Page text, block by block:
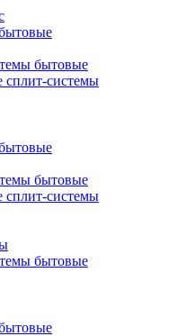
бытовые
сплит-системы
бытовые
сплит-системы
бытовые